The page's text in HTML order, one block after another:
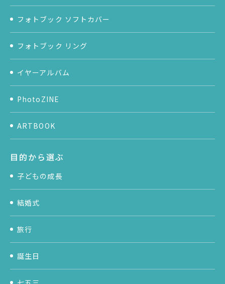
フォトブック ソフトカバー
フォトブック リング
イヤーアルバム
PhotoZINE
ARTBOOK
目的から選ぶ
子どもの成長
結婚式
旅行
誕生日